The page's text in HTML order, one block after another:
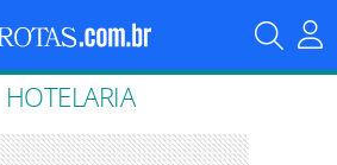
HOTELARIA